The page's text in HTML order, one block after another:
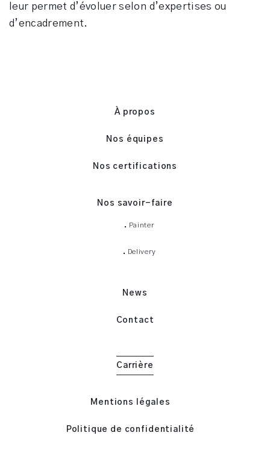
leur permet d’évoluer selon d’expertises ou
d’encadrement.
À propos
Nos équipes
Nos certifications
Nos savoir-faire
Painter
Delivery
News
Contact
Carrière
Mentions légales
Politique de confidentialité